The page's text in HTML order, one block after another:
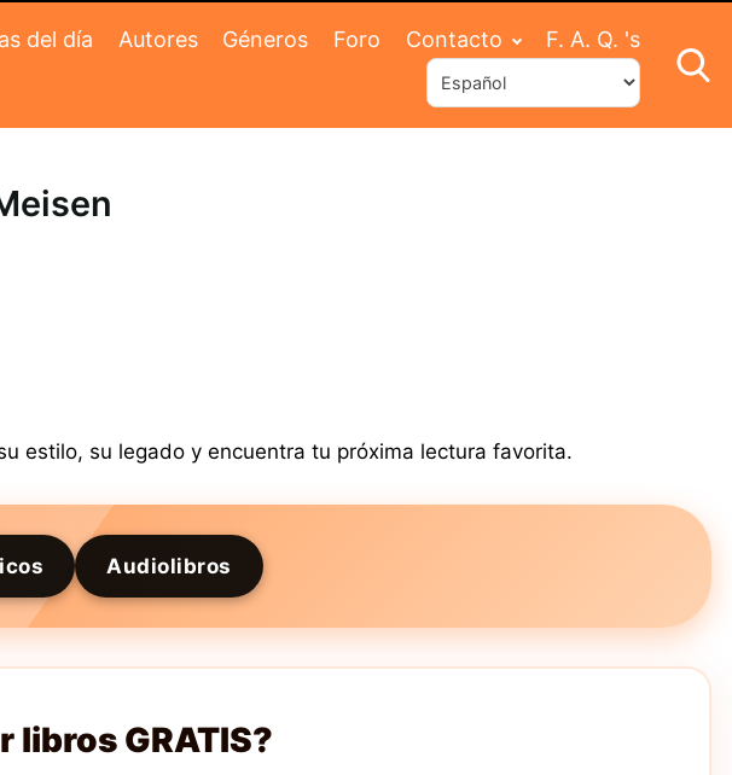
del día Autores Géneros Foro Contacto F. A. Q. 's
estilo, su legado y encuentra tu próxima lectura favorita.
Audiolibros
libros GRATIS?